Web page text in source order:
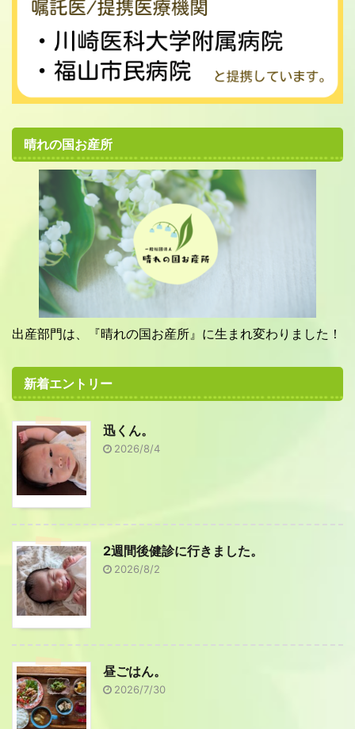
晴れの国お産所
出産部門は、『晴れの国お産所』に生まれ変わりました！
新着エントリー
迅くん。
2026/8/4
2週間後健診に行きました。
2026/8/2
昼ごはん。
2026/7/30